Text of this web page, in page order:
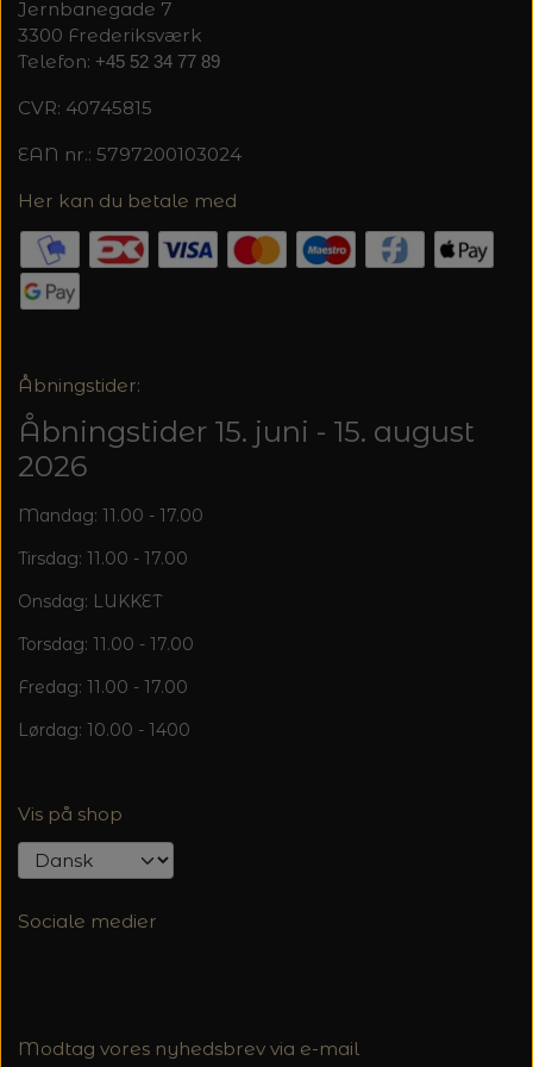
Jernbanegade 7
3300 Frederiksværk
Telefon: +45 52 34 77 89
CVR: 40745815
EAN nr.: 5797200103024
Her kan du betale med
Åbningstider:
Åbningstider 15. juni - 15. august
2026
Mandag: 11.00 - 17.00
Tirsdag: 11.00 - 17.00
Onsdag: LUKKET
Torsdag: 11.00 - 17.00
Fredag: 11.00 - 17.00
Lørdag: 10.00 - 1400
Vis på shop
Sociale medier
Modtag vores nyhedsbrev via e-mail